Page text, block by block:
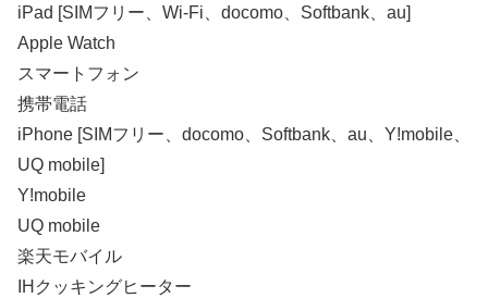
iPad [SIMフリー、Wi-Fi、docomo、Softbank、au]
Apple Watch
スマートフォン
携帯電話
iPhone [SIMフリー、docomo、Softbank、au、Y!mobile、
UQ mobile]
Y!mobile
UQ mobile
楽天モバイル
IHクッキングヒーター